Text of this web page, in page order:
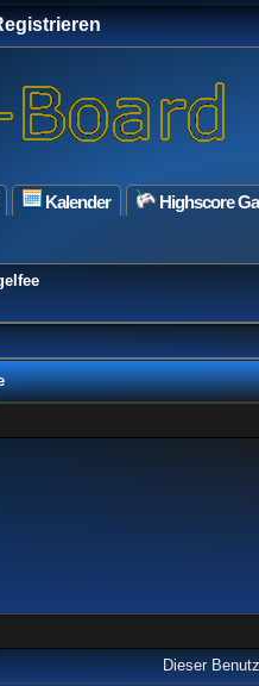
Kalender Highscore
Dieser